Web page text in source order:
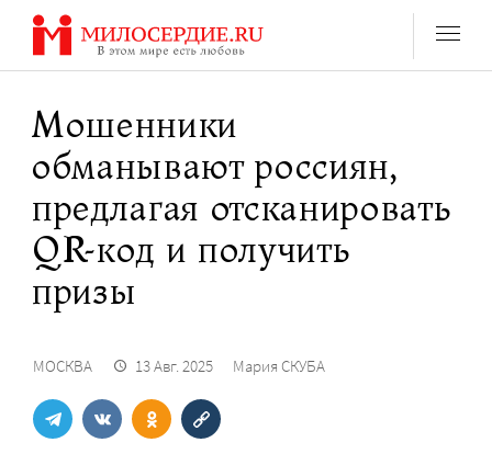
Перейти
содержанию
Мошенники
обманывают россиян,
предлагая отсканировать
QR-код и получить
призы
МОСКВА 13 Авг. 2025 Мария СКУБА